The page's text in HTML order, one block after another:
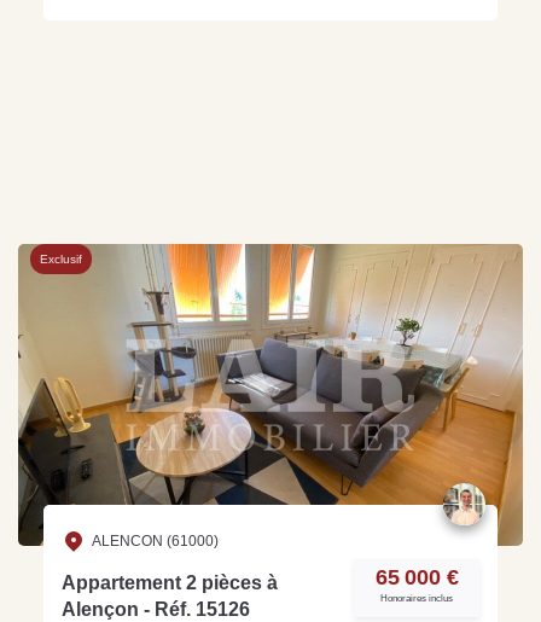
Exclusif
ALENCON (61000)
Appartement 2 pièces à
Alençon - Réf. 15126
65 000 €
Honoraires inclus